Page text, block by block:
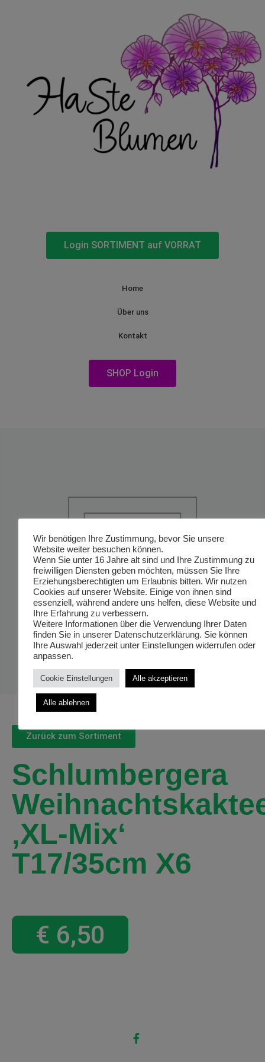
Login SORTIMENT auf VORRAT
Home
Über uns
Kontakt
SHOP Login
Zurück zum Sortiment
Schlumbergera
‚XL-Mix‘
T17/35cm X6
€ 6,50
Wir benötigen Ihre Zustimmung, bevor Sie unsere
Website weiter besuchen können.
Wenn Sie unter 16 Jahre alt sind und Ihre Zustimmung zu
freiwilligen Diensten geben möchten, müssen Sie Ihre
Erziehungsberechtigten um Erlaubnis bitten. Wir nutzen
Cookies auf unserer Website. Einige von ihnen sind
essenziell, während andere uns helfen, diese Website und
Ihre Erfahrung zu verbessern.
Weitere Informationen über die Verwendung Ihrer Daten
finden Sie in unserer Datenschutzerklärung. Sie können
Ihre Auswahl jederzeit unter Einstellungen widerrufen oder
anpassen.
Cookie Einstellungen Alle akzeptieren
Alle ablehnen